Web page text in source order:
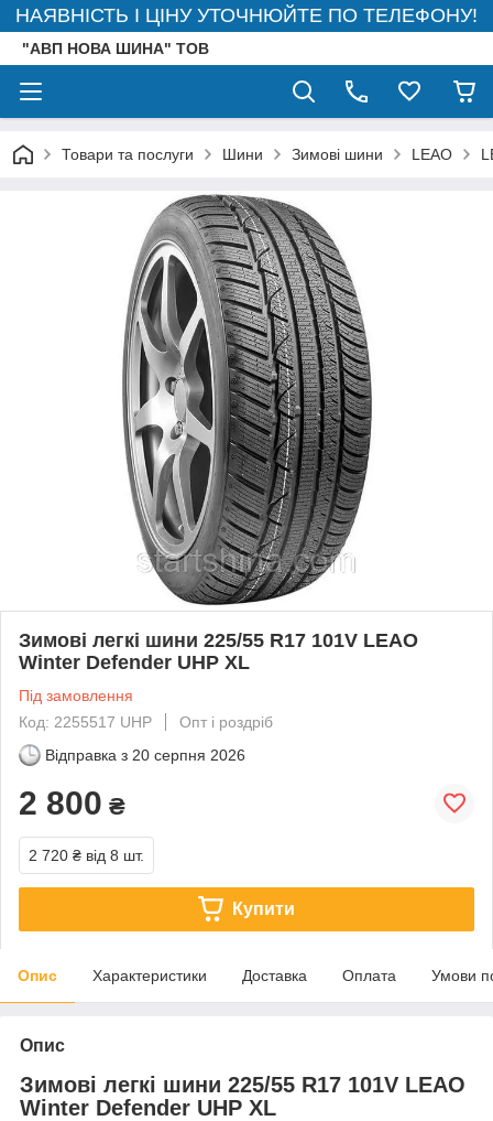
НАЯВНІСТЬ І ЦІНУ УТОЧНЮЙТЕ ПО ТЕЛЕФОНУ!
"АВП НОВА ШИНА" ТОВ
Товари та послуги Шини Зимові шини LEAO
Зимові легкі шини 225/55 R17 101V LEAO
Winter Defender UHP XL
Під замовлення
Код: 2255517 UHP
Опт і роздріб
Відправка з 20 серпня 2026
2 800 ₴
2 720 ₴ від 8 шт.
Купити
Опис Характеристики Доставка Оплата Умови
Опис
Зимові легкі шини 225/55 R17 101V LEAO
Winter Defender UHP XL